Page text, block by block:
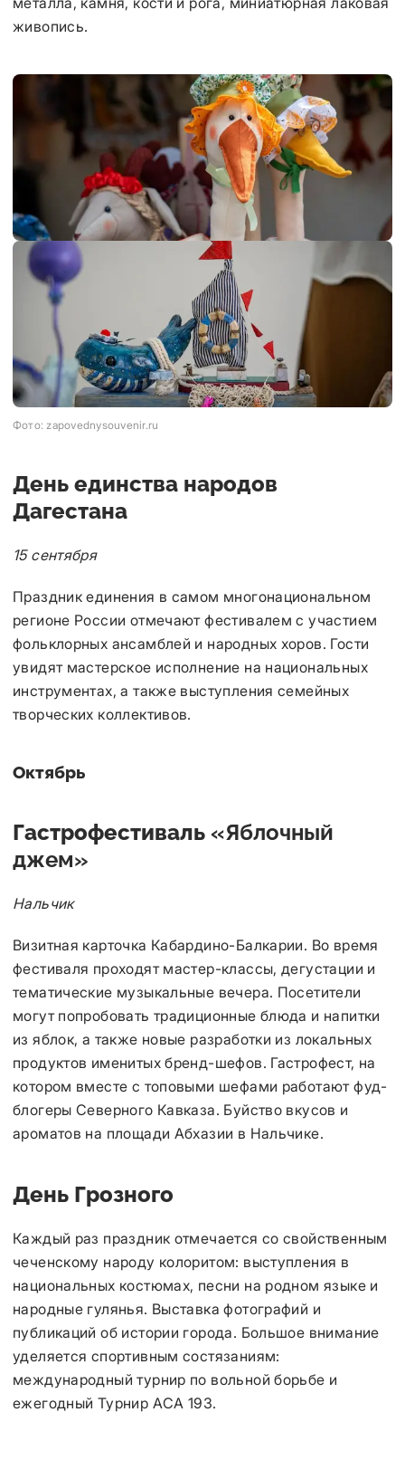
живопись.
Фото: zapovednysouvenir.ru
День единства народов
Дагестана
15 сентября
Праздник единения в самом многонациональном
регионе России отмечают фестивалем с участием
фольклорных ансамблей и народных хоров. Гости
увидят мастерское исполнение на национальных
инструментах, а также выступления семейных
творческих коллективов.
Октябрь
Гастрофестиваль «Яблочный
джем»
Нальчик
Визитная карточка Кабардино-Балкарии. Во время
фестиваля проходят мастер-классы, дегустации и
тематические музыкальные вечера. Посетители
могут попробовать традиционные блюда и напитки
из яблок, а также новые разработки из локальных
продуктов именитых бренд-шефов. Гастрофест, на
котором вместе с топовыми шефами работают фуд-
блогеры Северного Кавказа. Буйство вкусов и
ароматов на площади Абхазии в Нальчике.
День Грозного
Каждый раз праздник отмечается со свойственным
чеченскому народу колоритом: выступления в
национальных костюмах, песни на родном языке и
народные гулянья. Выставка фотографий и
публикаций об истории города. Большое внимание
уделяется спортивным состязаниям:
международный турнир по вольной борьбе и
ежегодный Турнир ACA 193.